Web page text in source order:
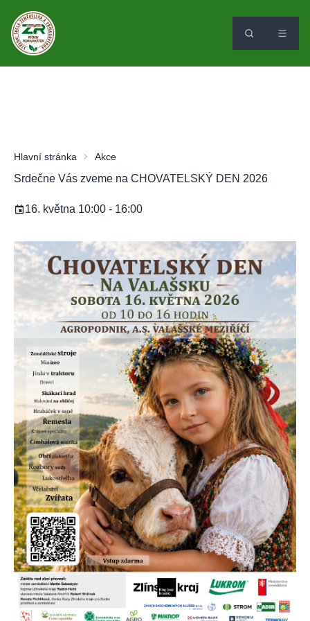
Hlavní stránka Akce
Srdečne Vás zveme na CHOVATELSKÝ DEN 2026
16. května 10:00 - 16:00